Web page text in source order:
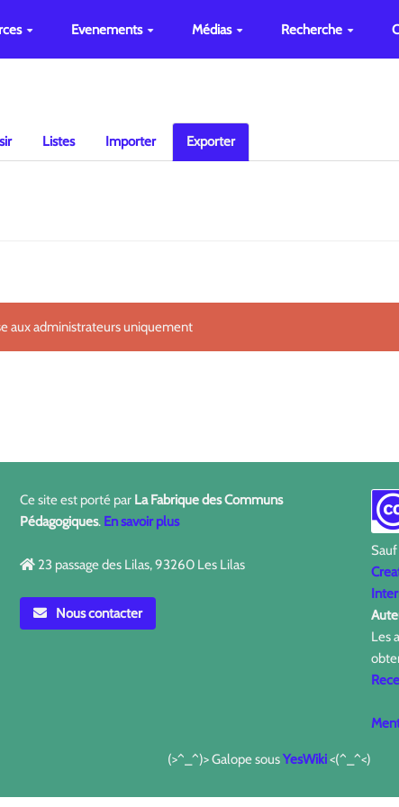
Evenements Médias Recherche
Listes Importer Exporter
aux administrateurs uniquement
Ce site est porté par La Fabrique des Communs
Pédagogiques. En savoir plus
23 passage des Lilas, 93260 Les Lilas
Nous contacter
Les
(>^_^)> Galope sousYesWiki<(^_^<)